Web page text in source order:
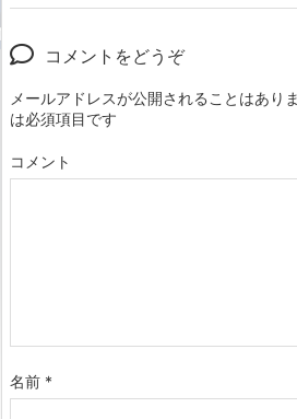
コメントをどうぞ
メールアドレスが公開されることはありま
は必須項目です
コメント
名前 *